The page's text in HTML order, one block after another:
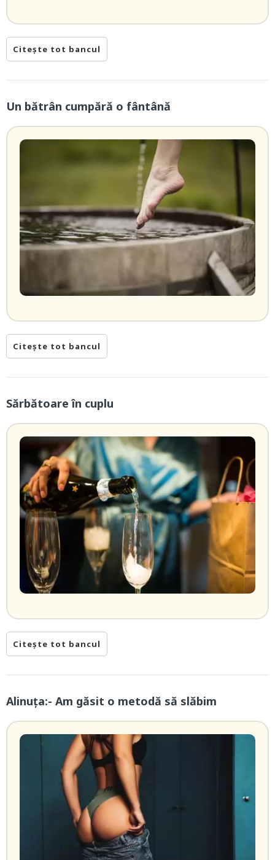
Citește tot bancul
Un bătrân cumpără o fântână
Citește tot bancul
Sărbătoare în cuplu
Citește tot bancul
Alinuța:- Am găsit o metodă să slăbim